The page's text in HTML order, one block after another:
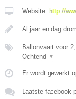
Website: http://
Al jaar en dag
Ballonvaart voor
Ochtend ▼
Er wordt gewerkt
Laatste facebook